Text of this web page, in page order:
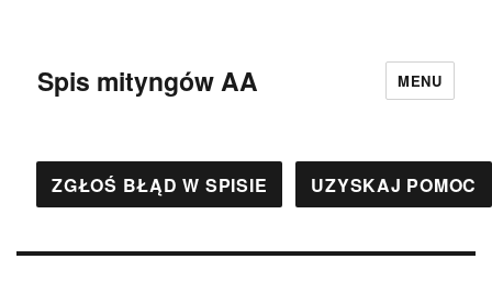
Spis mityngów AA MENU
ZGŁOŚ BŁĄD W SPISIE UZYSKAJ POMOC